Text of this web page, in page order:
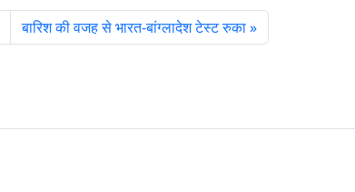
बारिश की वजह से भारत-बांग्लादेश टेस्ट रुका